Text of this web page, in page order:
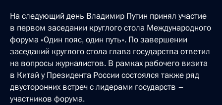
На следующий день Владимир Путин принял участие
в первом заседании круглого стола Международного
форума «Один пояс, один путь». По завершении
заседаний круглого стола глава государства ответил
на вопросы журналистов. В рамках рабочего визита
в Китай у Президента России состоялся также ряд
двусторонних встреч с лидерами государств –
участников форума.